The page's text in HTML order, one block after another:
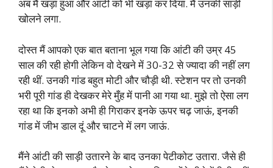
अब मैं खड़ा हुआ और आंटी को भी खड़ा कर दिया. मैं उनकी साड़ी
खोलने लगा.
दोस्त मैं आपको एक बात बताना भूल गया कि आंटी की उम्र 45
साल की रही होगी लेकिन वो देखने में 30-32 से ज्यादा की नहीं लग
रही थीं. उनकी गांड बहुत मोटी और चौड़ी थी. स्टेशन पर तो उनकी
भरी पूरी गांड ही देखकर मेरे मुँह में पानी आ गया था. मुझे तो ऐसा लग
रहा था कि इनको अभी ही गिराकर इनके ऊपर चढ़ जाऊं, इनकी
गांड में जीभ डाल दूं और चाटने में लग जाऊं.
मैंने आंटी की साड़ी उतारने के बाद उनका पेटीकोट उतारा. जैसे ही